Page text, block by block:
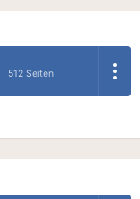
512 Seiten